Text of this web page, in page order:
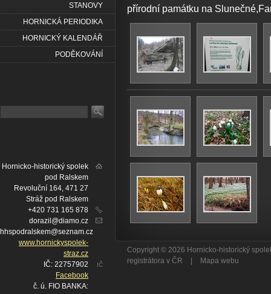
přírodní památku na
STANOVY
HORNICKÁ PERIODIKA
HORNICKÝ KALENDÁŘ
PODĚKOVÁNÍ
Hornicko-historický spolek
pod Ralskem
Revoluční 164, 471 27
Stráž pod Ralskem
+420 731 165 878
dorazil@diamo.cz
hhspodralskem@seznam.cz
www.hornickyspolek-
straz.cz
IČ
IČ: 22757902
Facebook
č. ú. FIO BANKA:
Copyright © 2026 Hornicko-historický
registrátora v ČR
Mapa webu